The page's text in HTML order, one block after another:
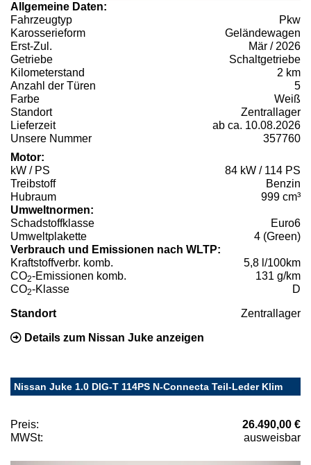
Allgemeine Daten:
Fahrzeugtyp
Pkw
Karosserieform
Geländewagen
Erst-Zul.
Mär / 2026
Getriebe
Schaltgetriebe
Kilometerstand
2 km
Anzahl der Türen
5
Farbe
Weiß
Standort
Zentrallager
Lieferzeit
ab ca. 10.08.2026
Unsere Nummer
357760
Motor:
kW / PS
84 kW / 114 PS
Treibstoff
Benzin
Hubraum
999 cm³
Umweltnormen:
Schadstoffklasse
Euro6
Umweltplakette
4 (Green)
Verbrauch und Emissionen nach WLTP:
Kraftstoffverbr. komb.
5,8 l/100km
CO2-Emissionen komb.
131 g/km
CO2-Klasse D
Standort Zentrallager
Details zum Nissan Juke anzeigen
Nissan Juke 1.0 DIG-T 114PS N-Connecta Teil-Leder Klim
Preis:
26.490,00 €
MWSt:
ausweisbar